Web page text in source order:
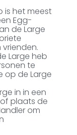
is het meest
Egg-
de Large
Large heb
te
op de Large
in in een
plaats de
om